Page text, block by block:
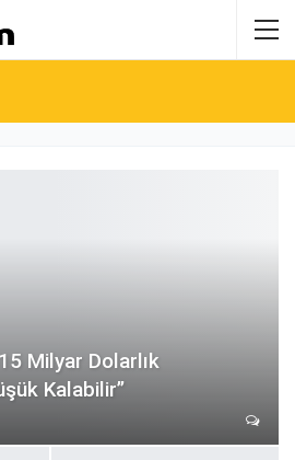
Milyar Dolarlık
Kalabilir”